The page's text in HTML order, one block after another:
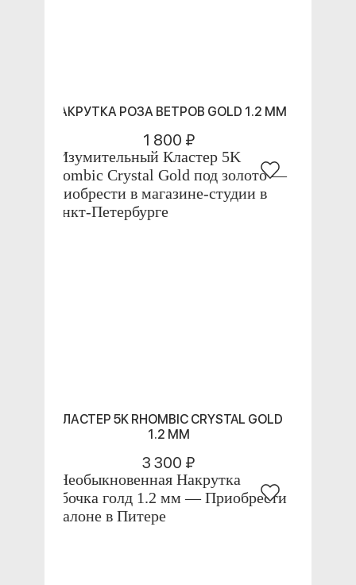
НАКРУТКА РОЗА ВЕТРОВ GOLD 1.2 ММ
1 800 ₽
КЛАСТЕР 5K RHOMBIC CRYSTAL GOLD
1.2 ММ
3 300 ₽